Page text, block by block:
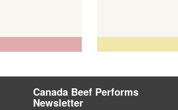
Canada Beef Performs
Newsletter